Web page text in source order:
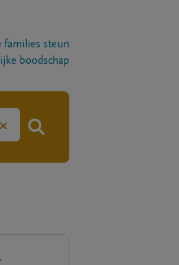
families steun
boodschap
×